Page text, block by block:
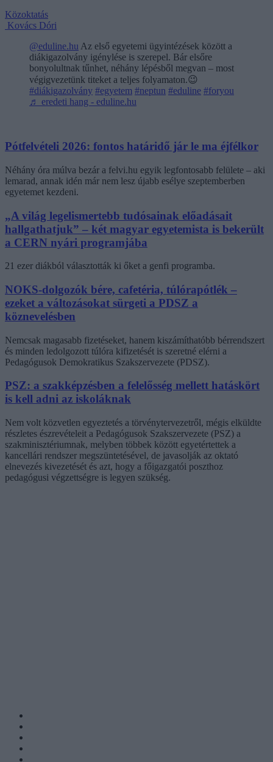
Közoktatás
Kovács Dóri
@eduline.hu Az első egyetemi ügyintézések között a
diákigazolvány igénylése is szerepel. Bár elsőre
bonyolultnak tűnhet, néhány lépésből megvan – most
végigvezetünk titeket a teljes folyamaton.😉
#diákigazolvány #egyetem #neptun #eduline #foryou
♬ eredeti hang - eduline.hu
Pótfelvételi 2026: fontos határidő jár le ma éjfélkor
Néhány óra múlva bezár a felvi.hu egyik legfontosabb felülete – aki
lemarad, annak idén már nem lesz újabb esélye szeptemberben
egyetemet kezdeni.
„A világ legelismertebb tudósainak előadásait
hallgathatjuk” – két magyar egyetemista is bekerült
a CERN nyári programjába
21 ezer diákból választották ki őket a genfi programba.
NOKS-dolgozók bére, cafetéria, túlórapótlék –
ezeket a változásokat sürgeti a PDSZ a
köznevelésben
Nemcsak magasabb fizetéseket, hanem kiszámíthatóbb bérrendszert
és minden ledolgozott túlóra kifizetését is szeretné elérni a
Pedagógusok Demokratikus Szakszervezete (PDSZ).
PSZ: a szakképzésben a felelősség mellett hatáskört
is kell adni az iskoláknak
Nem volt közvetlen egyeztetés a törvénytervezetről, mégis elküldte
részletes észrevételeit a Pedagógusok Szakszervezete (PSZ) a
szakminisztériumnak, melyben többek között egyetértettek a
kancellári rendszer megszüntetésével, de javasolják az oktató
elnevezés kivezetését és azt, hogy a főigazgatói poszthoz
pedagógusi végzettségre is legyen szükség.